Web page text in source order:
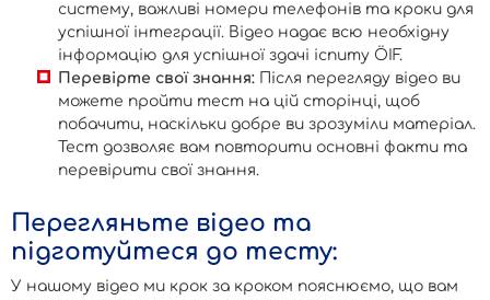
систему, важливі номери телефонів та кроки для
успішної інтеграції. Відео надає всю необхідну
інформацію для успішної здачі іспиту ÖIF.
Перевірте свої знання: Після перегляду відео ви
можете пройти тест на цій сторінці, щоб
побачити, наскільки добре ви зрозуміли матеріал.
Тест дозволяє вам повторити основні факти та
перевірити свої знання.
Перегляньте відео та
підготуйтеся до тесту:
У нашому відео ми крок за кроком пояснюємо, що вам